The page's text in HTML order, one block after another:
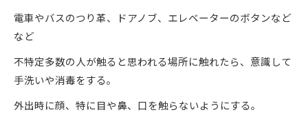
電車やバスのつり革、ドアノブ、エレベーターのボタンなど
など
不特定多数の人が触ると思われる場所に触れたら、意識して
手洗いや消毒をする。
外出時に顔、特に目や鼻、口を触らないようにする。